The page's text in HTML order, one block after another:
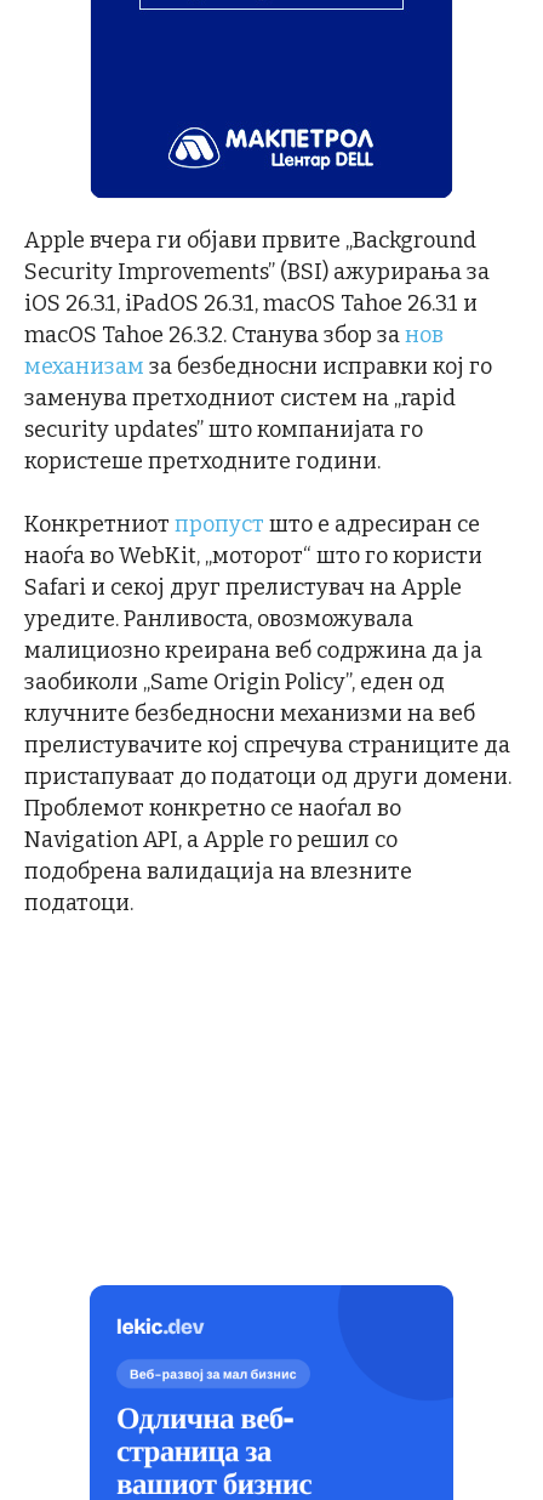
Apple вчера ги објави првите „Background
Security Improvements” (BSI) ажурирања за
iOS 26.3.1, iPadOS 26.3.1, macOS Tahoe 26.3.1 и
macOS Tahoe 26.3.2. Станува збор занов
механизам за безбедносни исправки кој го
заменува претходниот систем на „rapid
security updates” што компанијата го
користеше претходните години.
Конкретниот пропуст што е адресиран се
наоѓа во WebKit, „моторот“ што го користи
Safari и секој друг прелистувач на Apple
уредите. Ранливоста, овозможувала
малициозно креирана веб содржина да ја
заобиколи „Same Origin Policy”, еден од
клучните безбедносни механизми на веб
прелистувачите кој спречува страниците да
пристапуваат до податоци од други домени.
Проблемот конкретно се наоѓал во
Navigation API, а Apple го решил со
подобрена валидација на влезните
податоци.